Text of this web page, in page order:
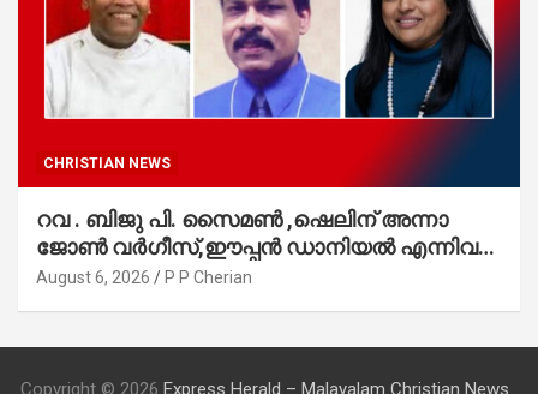
CHRISTIAN NEWS
റവ . ബിജു പി. സൈമൺ ,ഷെലിന് അന്നാ
ജോൺ വർഗീസ്,ഈപ്പൻ ഡാനിയൽ എന്നിവർ
മാർത്തോമാ സഭാ കൗൺസിലിലേക്കു
August 6, 2026 P P Cherian
Copyright © 2026 Express Herald – Malayalam Christian News